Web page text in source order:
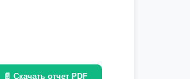
📄 Скачать отчет PDF